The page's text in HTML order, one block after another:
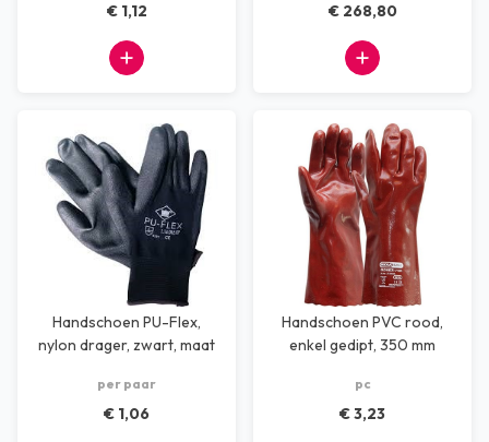
€ 1,12 € 268,80
Handschoen PU-Flex,
nylon drager, zwart, maat
per paar
€ 1,06
Handschoen PVC rood,
enkel gedipt, 350 mm
pc
€ 3,23